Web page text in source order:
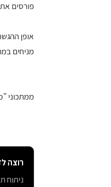
פורסים
אופן
מניחים
ממתכוני
רוצה
ניתוח